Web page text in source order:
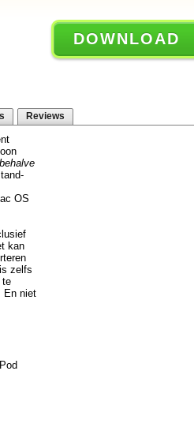
DOWNLOAD
Reviews
OS
kan
zelfs
te
En niet